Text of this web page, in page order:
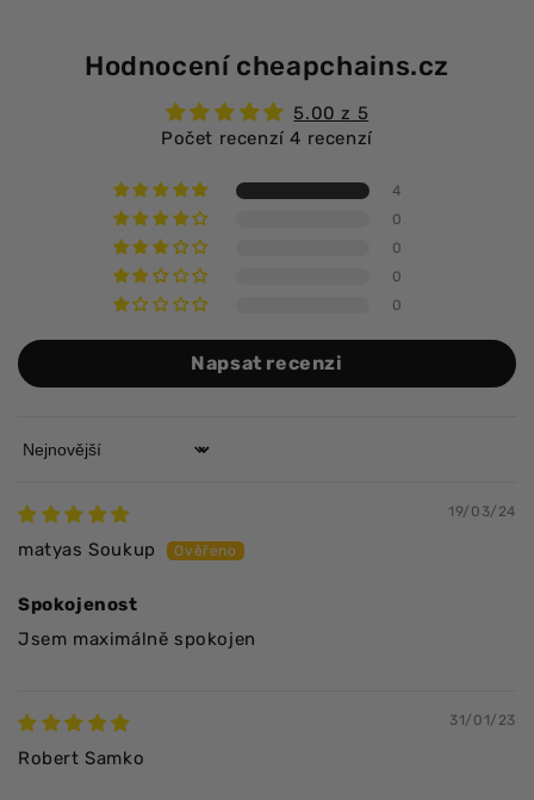
Hodnocení cheapchains.cz
5.00 z 5
Počet recenzí 4 recenzí
4
0
0
0
0
Napsat recenzi
Sort by
19/03/24
matyas Soukup
Spokojenost
Jsem maximálně spokojen
31/01/23
Robert Samko